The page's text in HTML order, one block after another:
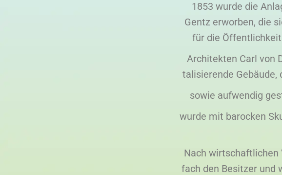
1853 wurde die
Gentz erworben, die
für die
Architekten Carl von
talisierende
sowie aufwendig
wurde mit barocken
Nach wirtschaftlichen
fach den Besitzer und